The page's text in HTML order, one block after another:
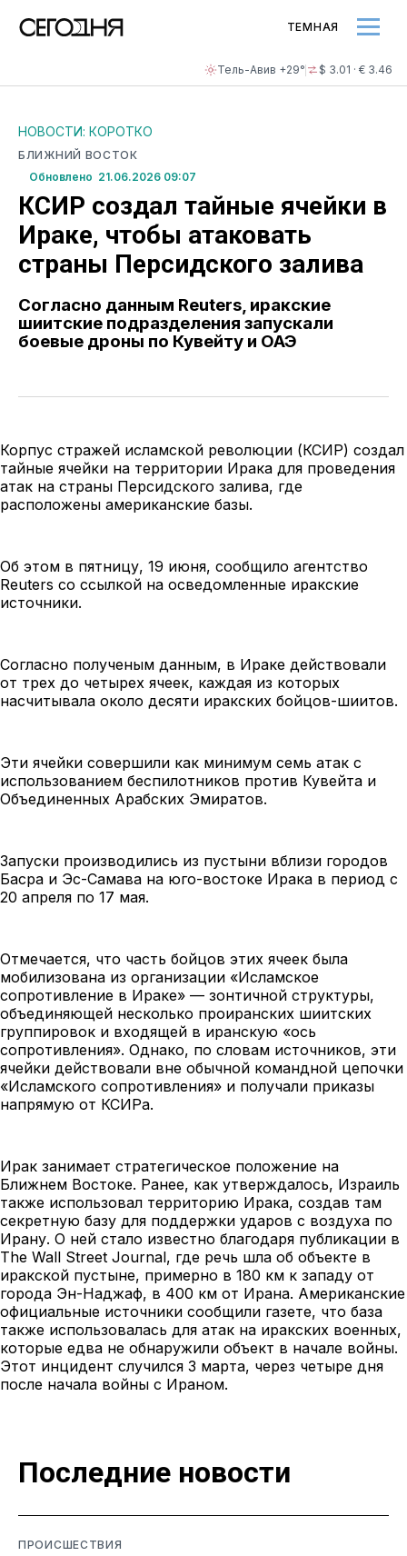
Тель-Авив +29° $ 3.01 · € 3.46
ТЕМНАЯ
НОВОСТИ: КОРОТКО
БЛИЖНИЙ ВОСТОК
Обновлено 21.06.2026 09:07
КСИР создал тайные ячейки в
Ираке, чтобы атаковать
страны Персидского залива
Согласно данным Reuters, иракские
шиитские подразделения запускали
боевые дроны по Кувейту и ОАЭ
Корпус стражей исламской революции (КСИР) создал
тайные ячейки на территории Ирака для проведения
атак на страны Персидского залива, где
расположены американские базы.
Об этом в пятницу, 19 июня, сообщило агентство
Reuters со ссылкой на осведомленные иракские
источники.
Согласно полученым данным, в Ираке действовали
от трех до четырех ячеек, каждая из которых
насчитывала около десяти иракских бойцов-шиитов.
Эти ячейки совершили как минимум семь атак с
использованием беспилотников против Кувейта и
Объединенных Арабских Эмиратов.
Запуски производились из пустыни вблизи городов
Басра и Эс-Самава на юго-востоке Ирака в период с
20 апреля по 17 мая.
Отмечается, что часть бойцов этих ячеек была
мобилизована из организации «Исламское
сопротивление в Ираке» — зонтичной структуры,
объединяющей несколько проиранских шиитских
группировок и входящей в иранскую «ось
сопротивления». Однако, по словам источников, эти
ячейки действовали вне обычной командной цепочки
«Исламского сопротивления» и получали приказы
напрямую от КСИРа.
Ирак занимает стратегическое положение на
Ближнем Востоке. Ранее, как утверждалось, Израиль
также использовал территорию Ирака, создав там
секретную базу для поддержки ударов с воздуха по
Ирану. О ней стало известно благодаря публикации в
The Wall Street Journal, где речь шла об объекте в
иракской пустыне, примерно в 180 км к западу от
города Эн-Наджаф, в 400 км от Ирана. Американские
официальные источники сообщили газете, что база
также использовалась для атак на иракских военных,
которые едва не обнаружили объект в начале войны.
Этот инцидент случился 3 марта, через четыре дня
после начала войны с Ираном.
Последние новости
ПРОИСШЕСТВИЯ